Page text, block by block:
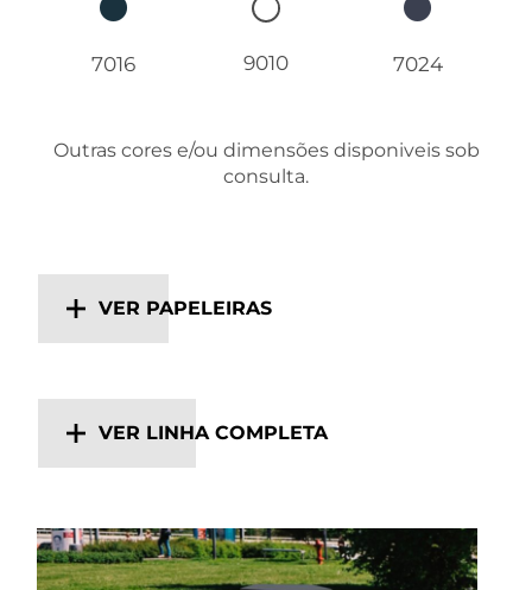
7016 9010 7024
Outras cores e/ou dimensões disponiveis sob
consulta.
VER PAPELEIRAS
VER LINHA COMPLETA